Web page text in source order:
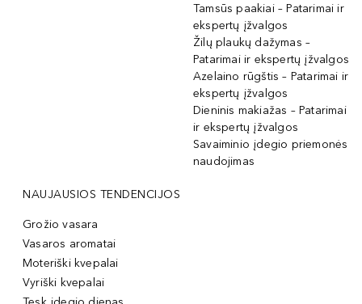
Tamsūs paakiai – Patarimai ir
ekspertų įžvalgos
Žilų plaukų dažymas –
Patarimai ir ekspertų įžvalgos
Azelaino rūgštis – Patarimai ir
ekspertų įžvalgos
Dieninis makiažas – Patarimai
ir ekspertų įžvalgos
Savaiminio įdegio priemonės
naudojimas
NAUJAUSIOS TENDENCIJOS
Grožio vasara
Vasaros aromatai
Moteriški kvepalai
Vyriški kvepalai